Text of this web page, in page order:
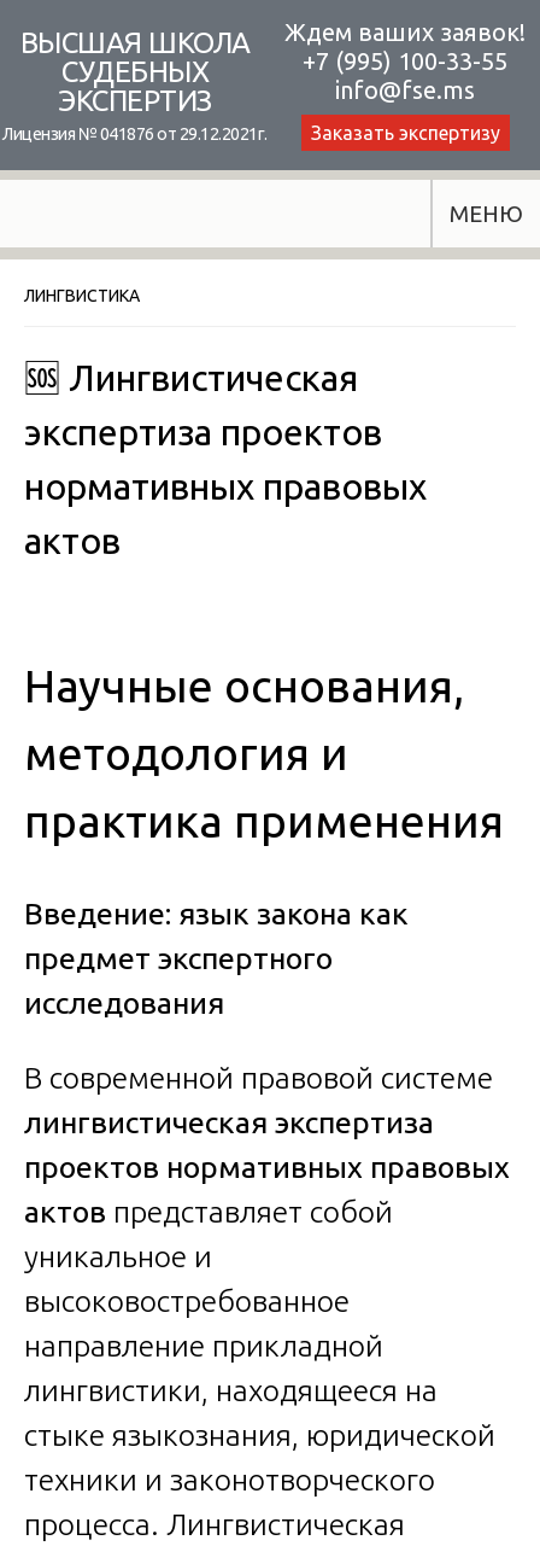
content
ВЫСШАЯ ШКОЛА
СУДЕБНЫХ
ЭКСПЕРТИЗ
Лицензия № 041876 от 29.12.2021г.
Ждем ваших заявок!
+7 (995) 100-33-55
info@fse.ms
Заказать экспертизу
МЕНЮ
ЛИНГВИСТИКА
🆘 Лингвистическая
экспертиза проектов
нормативных правовых
актов
Научные основания,
методология и
практика применения
Введение: язык закона как
предмет экспертного
исследования
В современной правовой системе
лингвистическая экспертиза
проектов нормативных правовых
актов представляет собой
уникальное и
высоковостребованное
направление прикладной
лингвистики, находящееся на
стыке языкознания, юридической
техники и законотворческого
процесса. Лингвистическая